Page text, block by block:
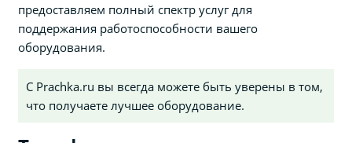
предоставляем полный спектр услуг для
поддержания работоспособности вашего
оборудования.
С Prachka.ru вы всегда можете быть уверены в том,
что получаете лучшее оборудование.